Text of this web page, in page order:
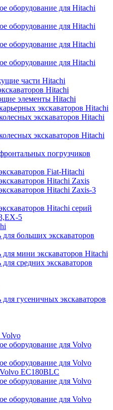
оборудование для Hitachi
оборудование для Hitachi
оборудование для Hitachi
оборудование для Hitachi
части Hitachi
Hitachi
элементы Hitachi
экскаваторов Hitachi
экскаваторов Hitachi
экскаваторов Hitachi
погрузчиков
Fiat-Hitachi
Hitachi Zaxis
Hitachi Zaxis-3
Hitachi серий
5
для больших экскаваторов
для мини экскаваторов Hitachi
для средних экскаваторов
для гусеничных экскаваторов
Volvo
оборудование для Volvo
оборудование для Volvo
EC180BLC
оборудование для Volvo
оборудование для Volvo